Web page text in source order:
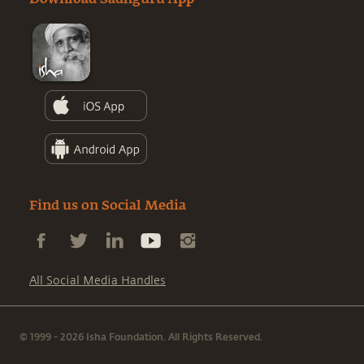
Find us on Social Media
All Social Media Handles
© 1999 - 2026 Isha Foundation. All Rights Reserved.